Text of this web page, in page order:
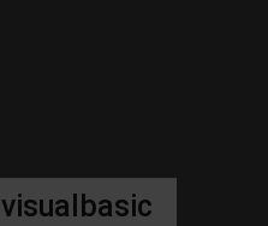
visualbasic